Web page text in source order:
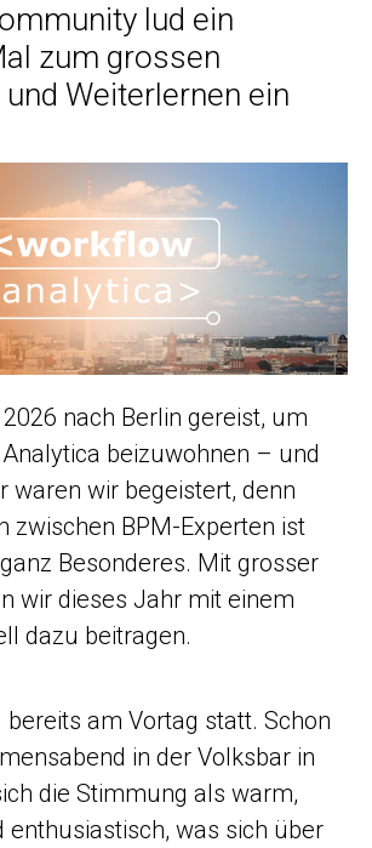
lud ein
zum grossen
Weiterlernen ein
nach Berlin gereist, um
beizuwohnen – und
waren wir begeistert, denn
zwischen BPM-Experten ist
Besonderes. Mit grosser
wir dieses Jahr mit einem
dazu beitragen.
bereits am Vortag statt. Schon
in der Volksbar in
die Stimmung als warm,
enthusiastisch, was sich über